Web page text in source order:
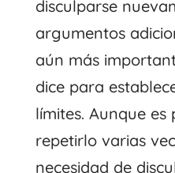
disculparse
argumentos
aún más
dice para
límites. Aunque es
repetirlo varias
necesidad de